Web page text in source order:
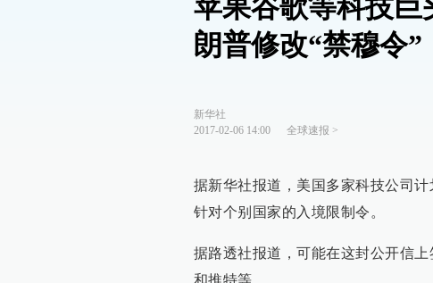
苹果谷歌等科技
朗普修改“禁穆令”
新华社
2017-02-06 14:00
全球速报 >
据新华社报道，美国多家科技公司
针对个别国家的入境限制令。
据路透社报道，可能在这封公开信
和推特等。